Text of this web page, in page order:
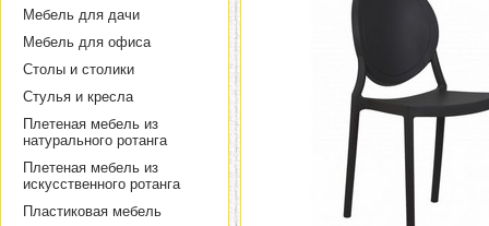
Мебель для дачи
Мебель для офиса
Столы и столики
Стулья и кресла
Плетеная мебель из
натурального ротанга
Плетеная мебель из
искусственного ротанга
Пластиковая мебель